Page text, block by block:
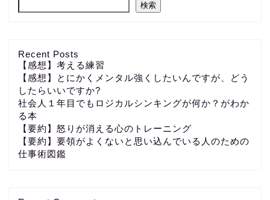
検索
Recent Posts
【感想】考える練習
【感想】とにかくメンタル強くしたいんですが、どう
したらいいですか?
社会人１年目でもロジカルシンキングが何か？がわか
る本
【要約】怒りが消える心のトレーニング
【要約】要領がよくないと思い込んでいる人のための
仕事術図鑑